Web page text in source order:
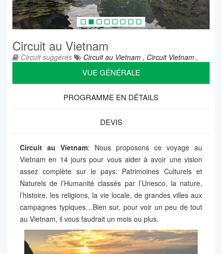
Circuit au Vietnam
Circuit suggérés Circuit au Vietnam , Circuit Vietnam ,
VUE GÉNÉRALE
PROGRAMME EN DÉTAILS
DEVIS
Circuit au Vietnam: Nous proposons ce voyage au
Vietnam en 14 jours pour vous aider à avoir une vision
assez complète sur le pays: Patrimoines Culturels et
Naturels de l’Humanité classés par l’Unesco, la nature,
l’histoire, les religions, la vie locale, de grandes villes aux
campagnes typiques…Bien sur, pour voir un peu de tout
au Vietnam, il vous faudrait un mois ou plus.